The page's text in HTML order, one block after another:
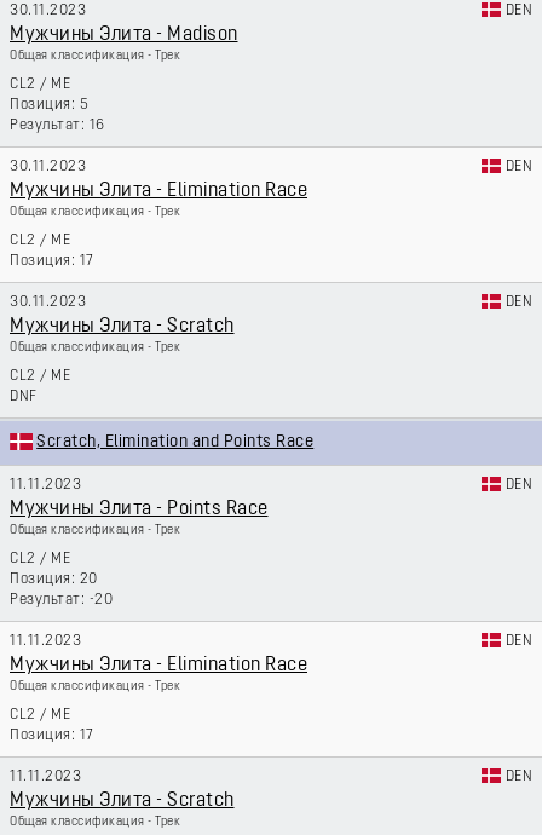
30.11.2023 DEN
Мужчины Элита - Madison
Общая классификация - Трек
CL2 / ME
5
16
30.11.2023 DEN
Мужчины Элита - Elimination Race
Общая классификация - Трек
CL2 / ME
17
30.11.2023 DEN
Мужчины Элита - Scratch
Общая классификация - Трек
CL2 / ME
DNF
Scratch, Elimination and Points Race
11.11.2023 DEN
Мужчины Элита - Points Race
Общая классификация - Трек
CL2 / ME
20
-20
11.11.2023 DEN
Мужчины Элита - Elimination Race
Общая классификация - Трек
CL2 / ME
17
11.11.2023 DEN
Мужчины Элита - Scratch
Общая классификация - Трек